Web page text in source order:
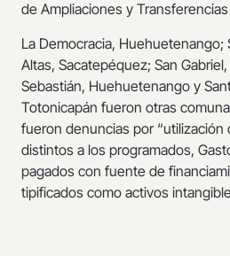
de Ampliaciones y
La Democracia, Huehuetenango;
Altas, Sacatepéquez; San
Sebastián, Huehuetenango y
Totonicapán fueron otras
fueron denuncias por
distintos a los programados,
pagados con fuente de
tipificados como activos